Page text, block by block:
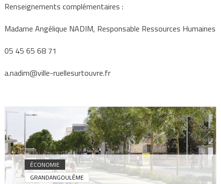
Renseignements complémentaires :
Madame Angélique NADIM, Responsable Ressources Humaines
05 45 65 68 71
a.nadim@ville-ruellesurtouvre.fr
ÉCONOMIE
GRANDANGOULÊME